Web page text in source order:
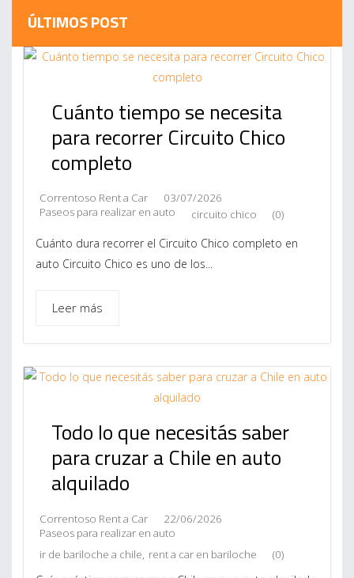
ÚLTIMOS POST
Cuánto tiempo se necesita
para recorrer Circuito Chico
completo
Correntoso Rent a Car
03/07/2026
Paseos para realizar en auto
circuito chico (0)
Cuánto dura recorrer el Circuito Chico completo en
auto Circuito Chico es uno de los...
Leer más
Todo lo que necesitás saber
para cruzar a Chile en auto
alquilado
Correntoso Rent a Car
22/06/2026
Paseos para realizar en auto
ir de bariloche a chile, rent a car en bariloche (0)